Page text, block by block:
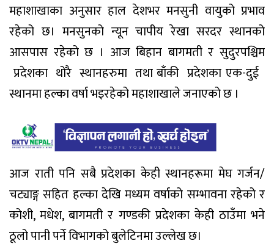
महाशाखाका अनुसार हाल देशभर मनसुनी वायुको प्रभाव
रहेको छ। मनसुनको न्यून चापीय रेखा सरदर स्थानको
आसपास रहेको छ । आज बिहान बागमती र सुदुरपश्चिम
प्रदेशका थोरै स्थानहरुमा तथा बाँकी प्रदेशका एक-दुई
स्थानमा हल्का वर्षा भइरहेको महाशाखाले जनाएको छ ।
आज राती पनि सबै प्रदेशका केही स्थानहरूमा मेघ गर्जन/
चट्याङ्ग सहित हल्का देखि मध्यम वर्षाको सम्भावना रहेको र
कोशी, मधेश, बागमती र गण्डकी प्रदेशका केही ठाउँमा भने
ठूलो पानी पर्ने विभागको बुलेटिनमा उल्लेख छ।